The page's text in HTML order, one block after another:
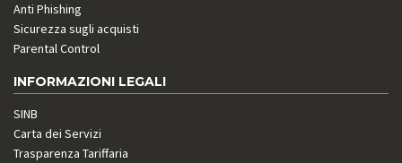
Anti Phishing
Sicurezza sugli acquisti
Parental Control
INFORMAZIONI LEGALI
SINB
Carta dei Servizi
Trasparenza Tariffaria